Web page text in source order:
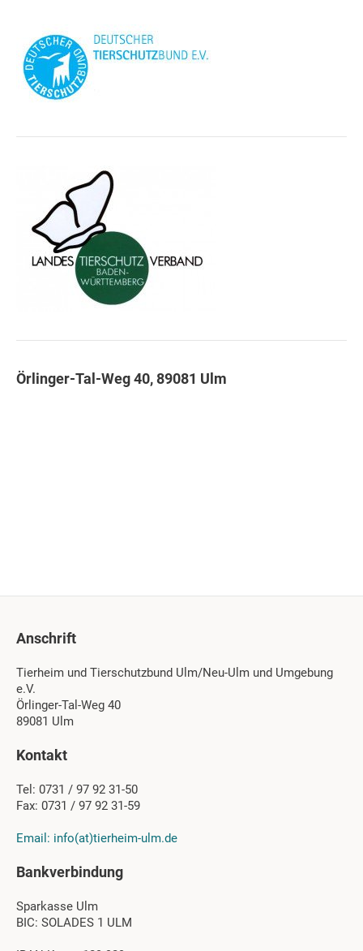
Örlinger-Tal-Weg 40, 89081 Ulm
Anschrift
Tierheim und Tierschutzbund Ulm/Neu-Ulm und Umgebung
e.V.
Örlinger-Tal-Weg 40
89081 Ulm
Kontakt
Tel: 0731 / 97 92 31-50
Fax: 0731 / 97 92 31-59
Email: info(at)tierheim-ulm.de
Bankverbindung
Sparkasse Ulm
BIC: SOLADES 1 ULM